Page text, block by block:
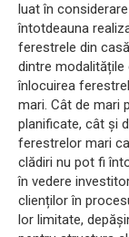
luat în
întotdeauna
ferestrele din
dintre modalitățile
înlocuirea
mari. Cât de mari
planificate, cât și
ferestrelor mari
clădiri nu pot fi
în vedere
clienților în
lor limitate,